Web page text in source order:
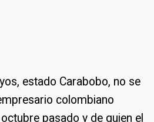
estado Carabobo, no se
colombiano
pasado y de quien el